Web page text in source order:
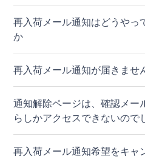
再入荷メール通知はどうやっ
か
再入荷メール通知が届きませ
通知解除ページは、確認メー
らしかアクセスできないので
再入荷メール通知希望をキャ